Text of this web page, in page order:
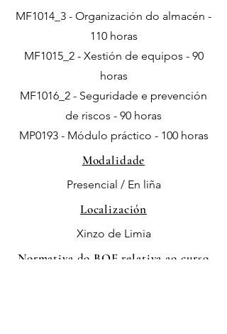
MF1014_3 - Organización do almacén -
110 horas
MF1015_2 - Xestión de equipos - 90
horas
MF1016_2 - Seguridade e prevención
de riscos - 90 horas
MP0193 - Módulo práctico - 100 horas
Modalidade
Presencial / En liña
Localización
Xinzo de Limia
Normativa do BOE relativa ao curso